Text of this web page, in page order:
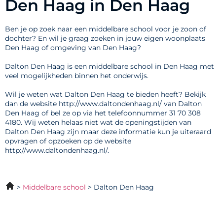
Den Haag in Den Haag
Ben je op zoek naar een middelbare school voor je zoon of
dochter? En wil je graag zoeken in jouw eigen woonplaats
Den Haag of omgeving van Den Haag?
Dalton Den Haag is een middelbare school in Den Haag met
veel mogelijkheden binnen het onderwijs.
Wil je weten wat Dalton Den Haag te bieden heeft? Bekijk
dan de website http://www.daltondenhaag.nl/ van Dalton
Den Haag of bel ze op via het telefoonnummer 31 70 308
4180. Wij weten helaas niet wat de openingstijden van
Dalton Den Haag zijn maar deze informatie kun je uiteraard
opvragen of opzoeken op de website
http://www.daltondenhaag.nl/.
Middelbare school Dalton Den Haag